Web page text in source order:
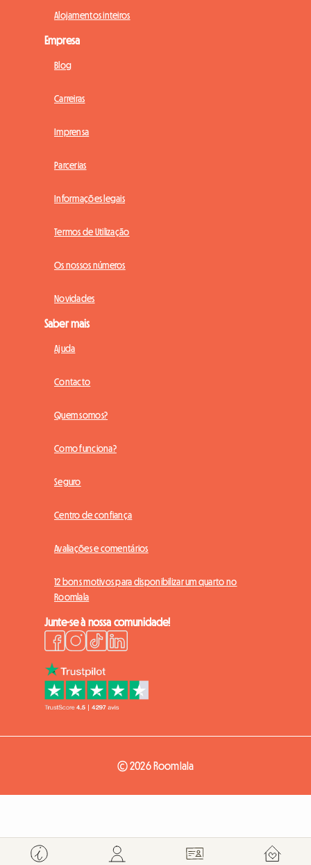
Alojamentos inteiros
Empresa
Blog
Carreiras
Imprensa
Parcerias
Informações legais
Termos de Utilização
Os nossos números
Novidades
Saber mais
Ajuda
Contacto
Quem somos?
Como funciona?
Seguro
Centro de confiança
Avaliações e comentários
12 bons motivos para disponibilizar um quarto no
Roomlala
Junte-se à nossa comunidade!
© 2026 Roomlala